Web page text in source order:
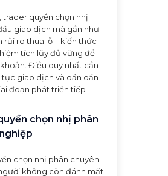
trader quyền chọn nhị
giao dịch mà gần như
rủi ro thua lỗ – kiến thức
tích lũy đủ vững để
Điều duy nhất cần
tục giao dịch và dần dần
đoạn phát triển tiếp
chọn nhị phân
chọn nhị phân chuyên
không còn đánh mất